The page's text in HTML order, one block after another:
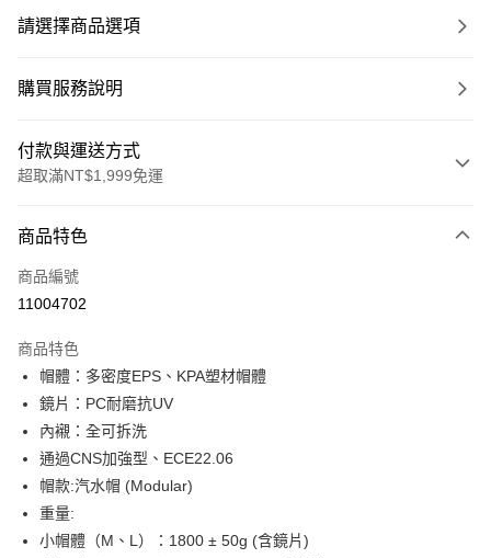
請選擇商品選項
購買服務說明
付款與運送方式
超取滿NT$1,999免運
信用卡一次付款
信用卡分期付款
合作金庫商業銀行
華南商業銀行
彰化商業銀行
上海商業儲蓄銀行
國泰世華商業銀行
臺灣中小企業銀行
匯豐（台灣）商業銀行
聯邦商業銀行
元大商業銀行
玉山商業銀行
星展（台灣）商業銀行
超商取貨付款
LINE Pay
Apple Pay
街口支付
商品特色
商品編號
11004702
商品特色
帽體：多密度EPS、KPA塑材帽體
鏡片：PC耐磨抗UV
內襯：全可拆洗
通過CNS加強型、ECE22.06
帽款:汽水帽 (Modular)
重量:
小帽體（M、L）：1800 ± 50g (含鏡片)